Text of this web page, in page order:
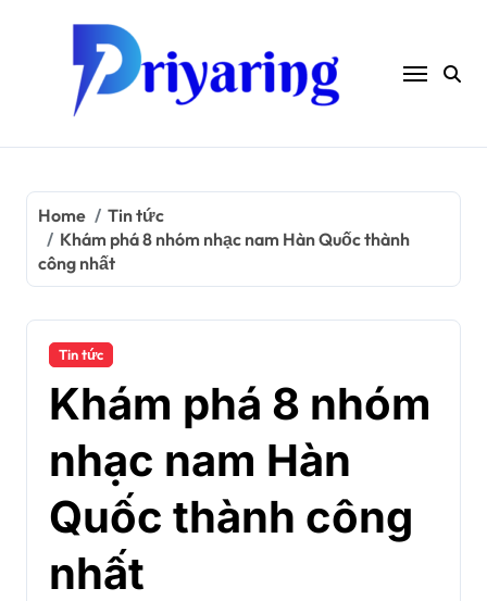
Home
Tin tức
Khám phá 8 nhóm nhạc nam Hàn Quốc thành
công nhất
Tin tức
Khám phá 8 nhóm
nhạc nam Hàn
Quốc thành công
nhất